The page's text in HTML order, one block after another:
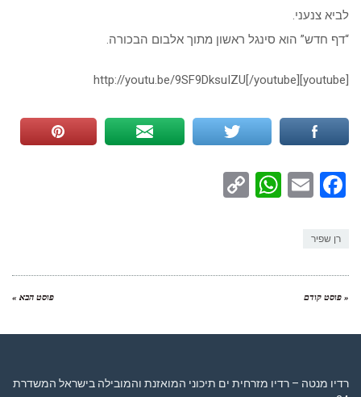
לביא צנעני.
“דף חדש” הוא סינגל ראשון מתוך אלבום הבכורה.
[youtube]http://youtu.be/9SF9DksuIZU[/youtube]
Facebook
Email
WhatsApp
רן שפיר
« פוסט קודם פוסט הבא »
רדיו מנטה – רדיו מזרחית ים תיכוני המואזנת והמובילה בישראל המשדרת